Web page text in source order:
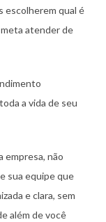
qual é
atender de
a vida de seu
empresa, não
sua equipe que
e clara, sem
além de você